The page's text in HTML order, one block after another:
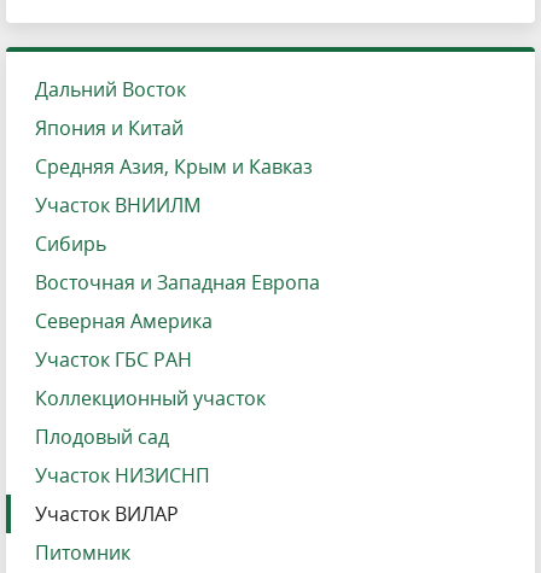
Дальний Восток
Япония и Китай
Средняя Азия, Крым и Кавказ
Участок ВНИИЛМ
Сибирь
Восточная и Западная Европа
Северная Америка
Участок ГБС РАН
Коллекционный участок
Плодовый сад
Участок НИЗИСНП
Участок ВИЛАР
Питомник